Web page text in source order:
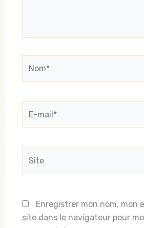
Enregistrer mon nom, mon
site dans le navigateur pour